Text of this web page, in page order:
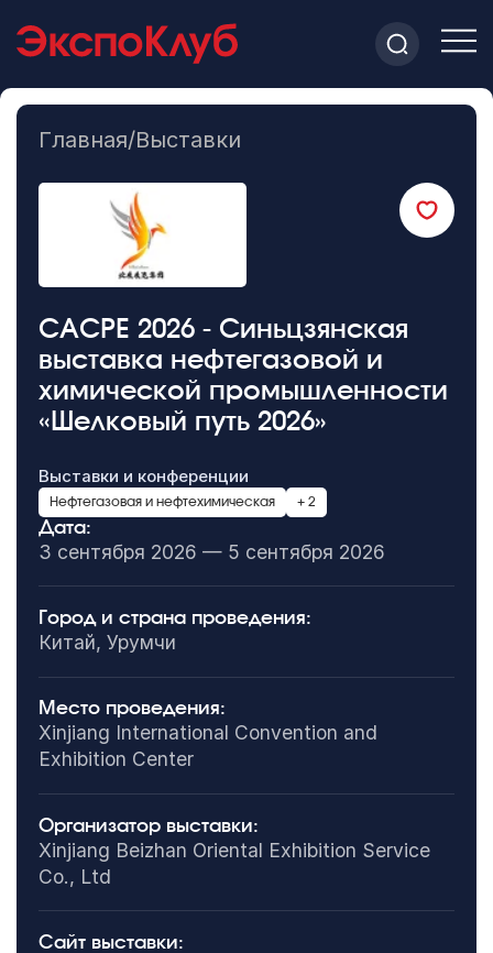
Главная/Выставки
CACPE 2026 - Синьцзянская
выставка нефтегазовой и
химической промышленности
«Шелковый путь 2026»
Выставки и конференции
Нефтегазовая и нефтехимическая + 2
Дата:
3 сентября 2026 — 5 сентября 2026
Город и страна проведения:
Китай, Урумчи
Место проведения:
Xinjiang International Convention and
Exhibition Center
Организатор выставки:
Xinjiang Beizhan Oriental Exhibition Service
Co., Ltd
Сайт выставки: